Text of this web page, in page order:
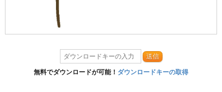
送信
無料でダウンロードが可能！ ダウンロードキーの取得